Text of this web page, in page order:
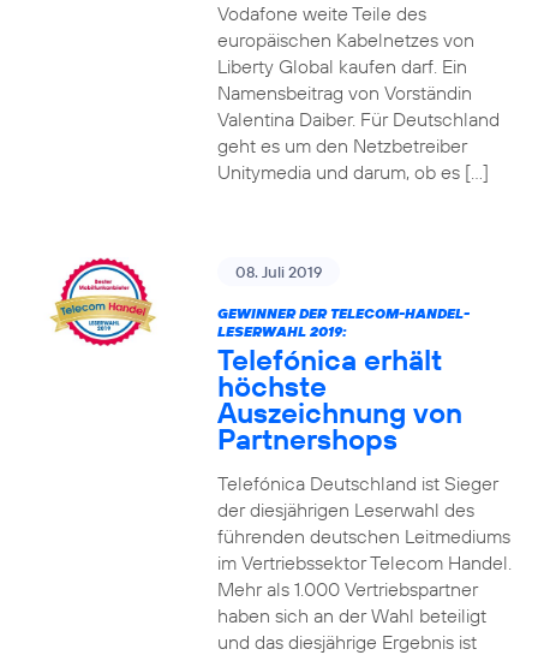
Vodafone weite Teile des
europäischen Kabelnetzes von
Liberty Global kaufen darf. Ein
Namensbeitrag von Vorständin
Valentina Daiber. Für Deutschland
geht es um den Netzbetreiber
Unitymedia und darum, ob es […]
08. Juli 2019
GEWINNER DER TELECOM-HANDEL-
LESERWAHL 2019:
Telefónica erhält
höchste
Auszeichnung von
Partnershops
Telefónica Deutschland ist Sieger
der diesjährigen Leserwahl des
führenden deutschen Leitmediums
im Vertriebssektor Telecom Handel.
Mehr als 1.000 Vertriebspartner
haben sich an der Wahl beteiligt
und das diesjährige Ergebnis ist